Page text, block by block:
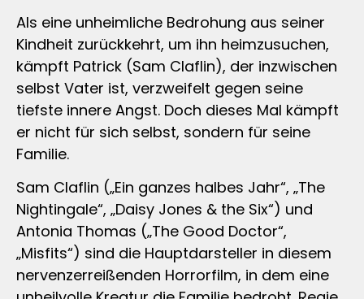
Als eine unheimliche Bedrohung aus seiner
Kindheit zurückkehrt, um ihn heimzusuchen,
kämpft Patrick (Sam Claflin), der inzwischen
selbst Vater ist, verzweifelt gegen seine
tiefste innere Angst. Doch dieses Mal kämpft
er nicht für sich selbst, sondern für seine
Familie.
Sam Claflin („Ein ganzes halbes Jahr“, „The
Nightingale“, „Daisy Jones & the Six“) und
Antonia Thomas („The Good Doctor“,
„Misfits“) sind die Hauptdarsteller in diesem
nervenzerreißenden Horrorfilm, in dem eine